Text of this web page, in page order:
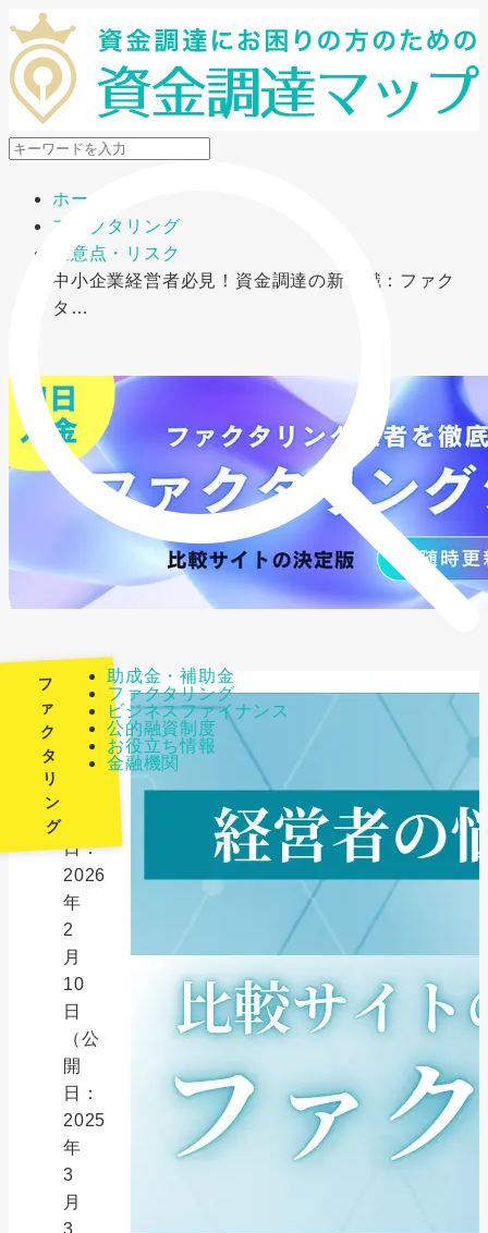
メニューを開閉
助成金・補助金
ファクタリング
ビジネスファイナンス
公的融資制度
お役立ち情報
金融機関
ホーム
ファクタリング
注意点・リスク
中小企業経営者必見！資金調達の新常識：ファク
タ…
フ
ァ
ク
タ
リ
ン
グ
日：
2026
年
2
月
10
日
（公
開
日：
2025
年
3
月
3